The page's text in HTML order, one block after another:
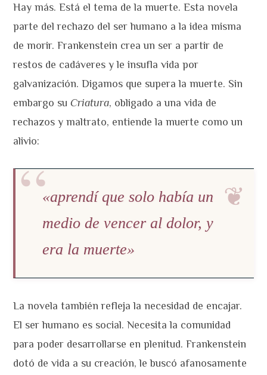
Hay más. Está el tema de la muerte. Esta novela
parte del rechazo del ser humano a la idea misma
de morir. Frankenstein crea un ser a partir de
restos de cadáveres y le insufla vida por
galvanización. Digamos que supera la muerte. Sin
embargo suCriatura, obligado a una vida de
rechazos y maltrato, entiende la muerte como un
alivio:
«aprendí que solo había un
medio de vencer al dolor, y
era la muerte»
La novela también refleja la necesidad de encajar.
El ser humano es social. Necesita la comunidad
para poder desarrollarse en plenitud. Frankenstein
dotó de vida a su creación, le buscó afanosamente